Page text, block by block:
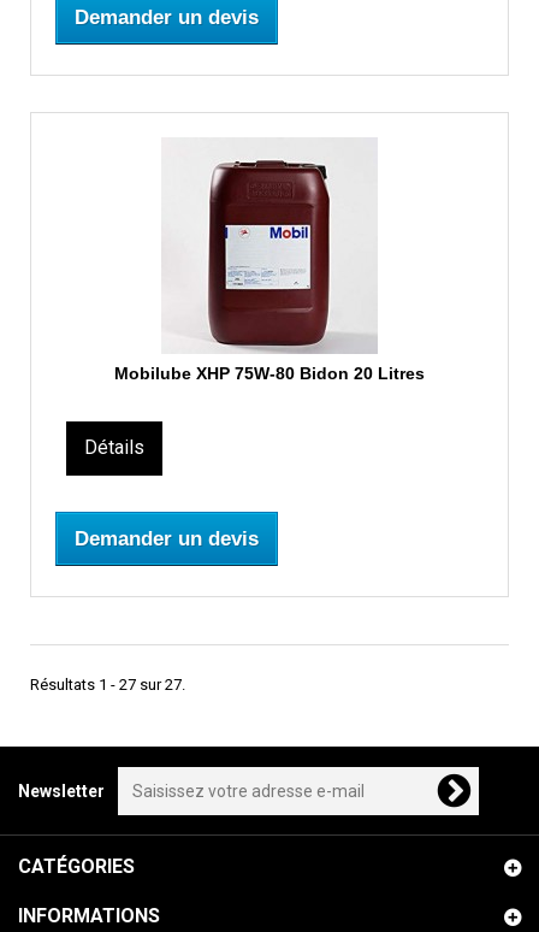
Demander un devis
Mobilube XHP 75W-80 Bidon 20 Litres
Détails
Demander un devis
Résultats 1 - 27 sur 27.
Newsletter
CATÉGORIES
INFORMATIONS